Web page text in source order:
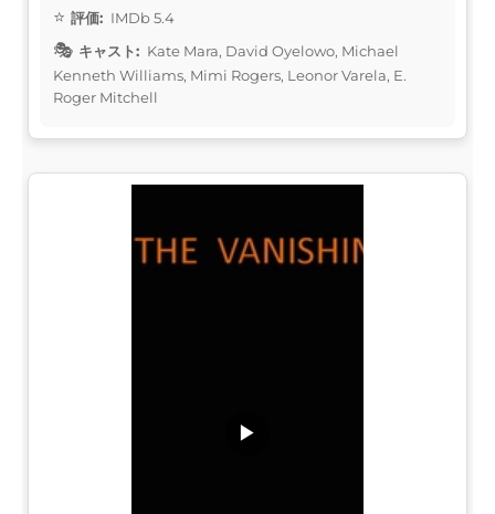
評価: IMDb 5.4
キャスト: Kate Mara, David Oyelowo, Michael
Kenneth Williams, Mimi Rogers, Leonor Varela, E.
Roger Mitchell
▶